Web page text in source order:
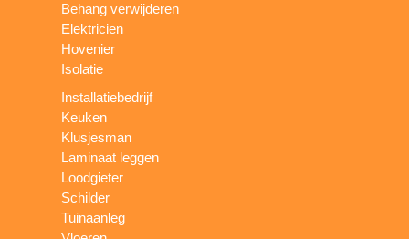
Behang verwijderen
Elektricien
Hovenier
Isolatie
Installatiebedrijf
Keuken
Klusjesman
Laminaat leggen
Loodgieter
Schilder
Tuinaanleg